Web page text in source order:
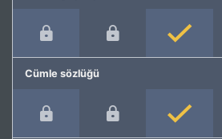
Cümle sözlüğü